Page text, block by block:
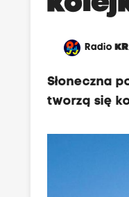
Radio
Słoneczna
tworzą się